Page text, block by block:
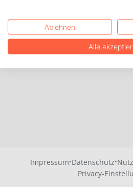
Impressum·Datenschutz·
Privacy-
Ablehnen
Alle